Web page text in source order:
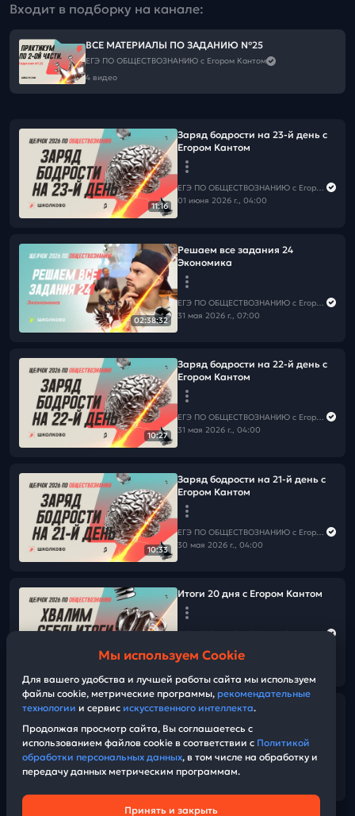
Входит в подборку на канале:
ВСЕ МАТЕРИАЛЫ ПО ЗАДАНИЮ №25
ЕГЭ ПО ОБЩЕСТВОЗНАНИЮ c Егором Кантом
4 видео
11:16
Заряд бодрости на 23-й день с
Егором Кантом
ЕГЭ ПО ОБЩЕСТВОЗНАНИЮ c Егором Кантом
01 июня 2026 г., 04:00
02:38:32
Решаем все задания 24
Экономика
ЕГЭ ПО ОБЩЕСТВОЗНАНИЮ c Егором Кантом
31 мая 2026 г., 07:00
10:27
Заряд бодрости на 22-й день с
Егором Кантом
ЕГЭ ПО ОБЩЕСТВОЗНАНИЮ c Егором Кантом
31 мая 2026 г., 04:00
10:33
Заряд бодрости на 21-й день с
Егором Кантом
ЕГЭ ПО ОБЩЕСТВОЗНАНИЮ c Егором Кантом
30 мая 2026 г., 04:00
Итоги 20 дня с Егором Кантом
Решаем все задания 22
ЕГЭ ПО ОБЩЕСТВОЗНАНИЮ c Егором Кантом
29 мая 2026 г., 11:00
Мы используем Cookie
Для вашего удобства и лучшей работы сайта мы используем
файлы cookie, метрические программы, рекомендательные
технологии и сервис искусственного интеллекта.
Продолжая просмотр сайта, Вы соглашаетесь с
использованием файлов cookie в соответствии с Политикой
обработки персональных данных, в том числе на обработку и
передачу данных метрическим программам.
Принять и закрыть